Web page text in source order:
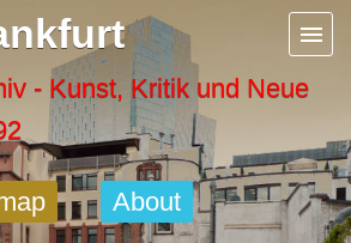
- Kunst, Kritik und Neue
About